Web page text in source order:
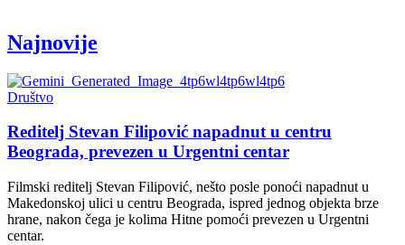
Najnovije
Društvo
Reditelj Stevan Filipović napadnut u centru
Beograda, prevezen u Urgentni centar
Filmski reditelj Stevan Filipović, nešto posle ponoći napadnut u
Makedonskoj ulici u centru Beograda, ispred jednog objekta brze
hrane, nakon čega je kolima Hitne pomoći prevezen u Urgentni
centar.